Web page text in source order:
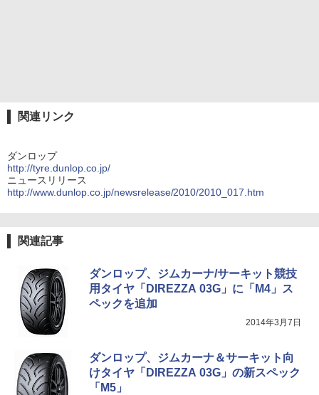
関連リンク
ダンロップ
http://tyre.dunlop.co.jp/
ニュースリリース
http://www.dunlop.co.jp/newsrelease/2010/2010_017.htm
関連記事
ダンロップ、ジムカーナ/サーキット競技
用タイヤ「DIREZZA 03G」に「M4」ス
ペックを追加
2014年3月7日
ダンロップ、ジムカーナ＆サーキット向
けタイヤ「DIREZZA 03G」の新スペック
「M5」